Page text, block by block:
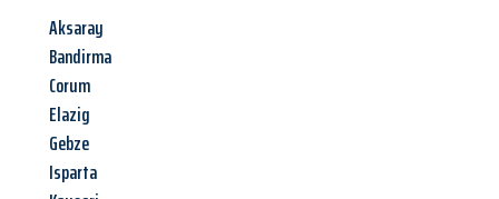
Aksaray
Bandirma
Corum
Elazig
Gebze
Isparta